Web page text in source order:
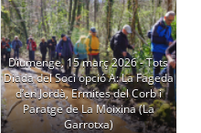
Diumenge, 15 març 2026 - Tots
Diada del Soci opció A: La Fageda
d’en Jordà, Ermites del Corb i
Paratge de La Moixina (La
Garrotxa)